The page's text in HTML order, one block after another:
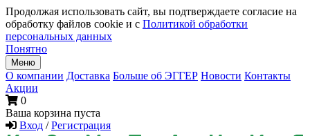
Продолжая использовать сайт, вы подтверждаете согласие на
обработку файлов cookie и с Политикой обработки
персональных данных
Понятно
Меню
О компании Доставка Больше об ЭГГЕР Новости Контакты
Акции
0
Ваша корзина пуста
Вход / Регистрация